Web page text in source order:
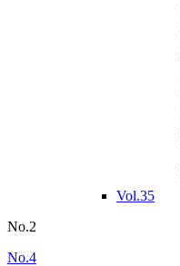
Vol.35
No.2
No.4